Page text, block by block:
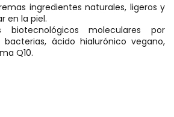
ingredientes naturales, ligeros y
en la piel.
biotecnológicos moleculares por
ácido hialurónico vegano,
Q10.